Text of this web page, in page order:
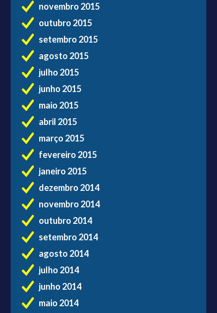
novembro 2015
outubro 2015
setembro 2015
agosto 2015
julho 2015
junho 2015
maio 2015
abril 2015
março 2015
fevereiro 2015
janeiro 2015
dezembro 2014
novembro 2014
outubro 2014
setembro 2014
agosto 2014
julho 2014
junho 2014
maio 2014